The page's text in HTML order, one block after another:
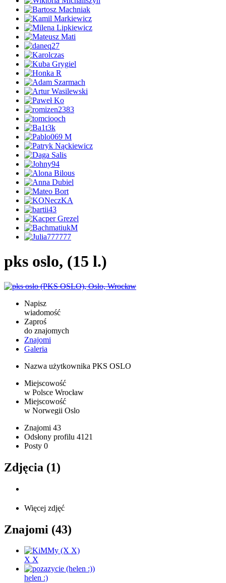
pks oslo, (15 l.)
Napisz
wiadomość
Zaproś
do znajomych
Znajomi
Galeria
Nazwa użytkownika PKS OSLO
Miejscowość
w Polsce Wrocław
Miejscowość
w Norwegii Oslo
Znajomi 43
Odsłony profilu 4121
Posty 0
Zdjęcia (1)
Więcej zdjęć
Znajomi (43)
X X
helen :)